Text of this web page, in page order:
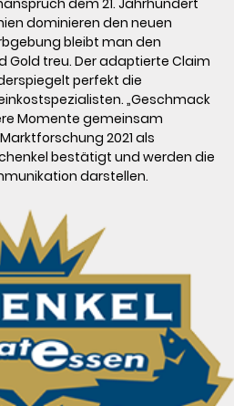
dominieren den neuen
bleibt man den
Gold treu. Der adaptierte Claim
perfekt die
„Geschmack
Momente gemeinsam
2021 als
bestätigt und werden die
darstellen.